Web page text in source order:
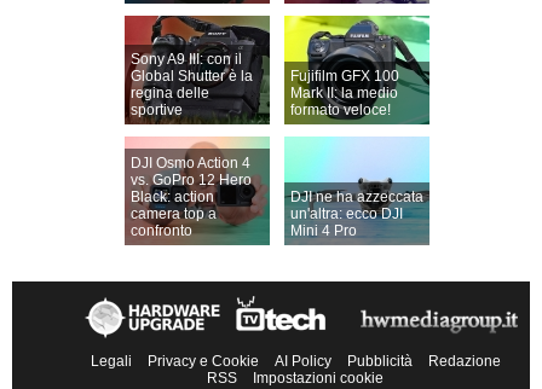
Sony A9 III: con il
Global Shutter è la
regina delle
sportive
Fujifilm GFX 100
Mark II: la medio
formato veloce!
DJI Osmo Action 4
vs. GoPro 12 Hero
Black: action
camera top a
confronto
DJI ne ha azzeccata
un'altra: ecco DJI
Mini 4 Pro
Legali Privacy e Cookie AI Policy Pubblicità
Redazione
RSS
Impostazioni cookie